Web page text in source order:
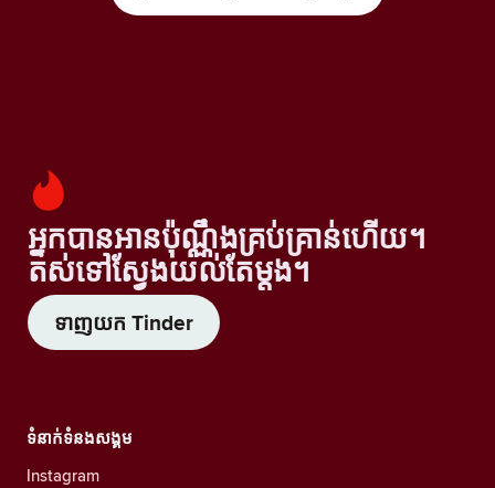
អ្នកបានអានប៉ុណ្ណឹងគ្រប់គ្រាន់ហើយ។
តស់ទៅស្វែងយល់តែម្តង។
ទាញយក Tinder
ទំនាក់ទំនងសង្គម
Instagram